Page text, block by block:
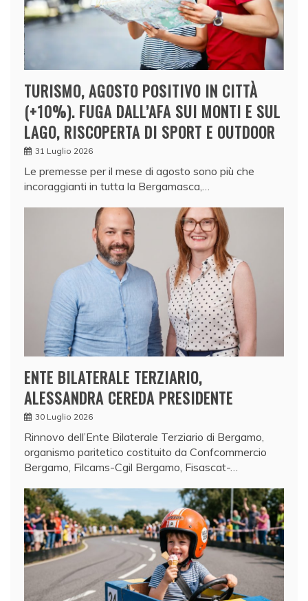
TURISMO, AGOSTO POSITIVO IN CITTÀ
(+10%). FUGA DALL’AFA SUI MONTI E SUL
LAGO, RISCOPERTA DI SPORT E OUTDOOR
31 Luglio 2026
Le premesse per il mese di agosto sono più che
incoraggianti in tutta la Bergamasca,…
ENTE BILATERALE TERZIARIO,
ALESSANDRA CEREDA PRESIDENTE
30 Luglio 2026
Rinnovo dell’Ente Bilaterale Terziario di Bergamo,
organismo paritetico costituito da Confcommercio
Bergamo, Filcams-Cgil Bergamo, Fisascat-…